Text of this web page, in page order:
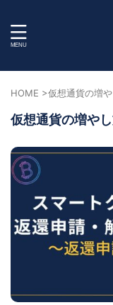
HOME >仮想通貨の増
仮想通貨の増や